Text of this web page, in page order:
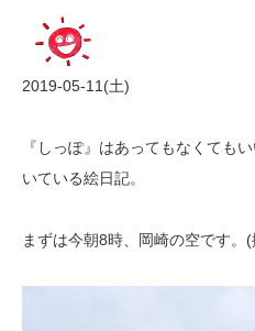
2019-05-11(土)
『しっぽ』はあってもなくても
いている絵日記。
まずは今朝8時、岡崎の空です